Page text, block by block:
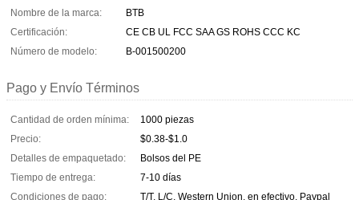
Nombre de la marca:
BTB
Certificación:
CE CB UL FCC SAA GS ROHS CCC KC
Número de modelo:
B-001500200
Pago y Envío Términos
Cantidad de orden mínima:
1000 piezas
Precio:
$0.38-$1.0
Detalles de empaquetado:
Bolsos del PE
Tiempo de entrega:
7-10 días
Condiciones de pago:
T/T, L/C, Western Union, en efectivo, Paypal